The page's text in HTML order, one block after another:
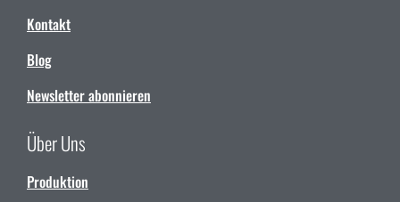
Kontakt
Blog
Newsletter abonnieren
Über Uns
Produktion